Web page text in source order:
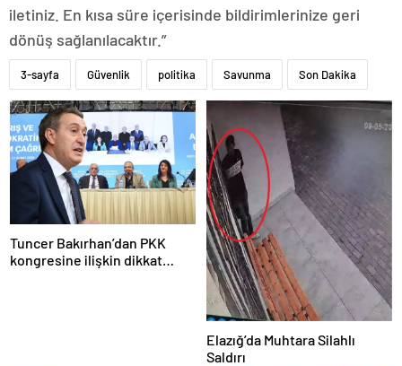
iletiniz. En kısa süre içerisinde bildirimlerinize geri
dönüş sağlanılacaktır.”
3-sayfa Güvenlik politika Savunma Son Dakika
Tuncer Bakırhan’dan PKK
kongresine ilişkin dikkat
Elazığ’da Muhtara Silahlı
Saldırı